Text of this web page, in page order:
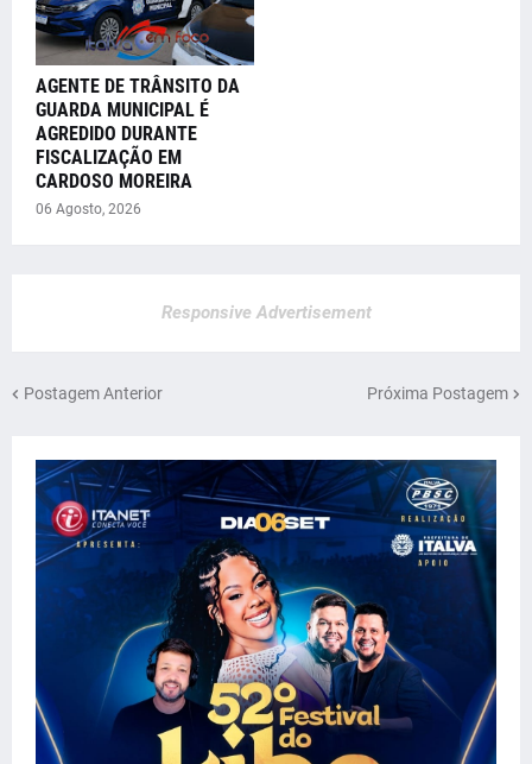
AGENTE DE TRÂNSITO DA
GUARDA MUNICIPAL É
AGREDIDO DURANTE
FISCALIZAÇÃO EM
CARDOSO MOREIRA
06 Agosto, 2026
Responsive Advertisement
Postagem Anterior Próxima Postagem